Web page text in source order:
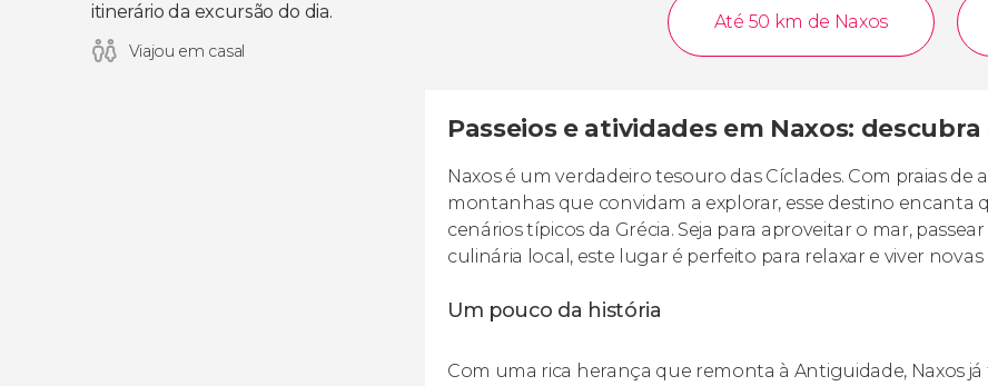
itinerário da excursão do dia.
Viajou em casal
Até 50 km de Naxos
Passeios e atividades em Naxos:
Naxos é um verdadeiro tesouro das Cíclades. Com praias de
montanhas que convidam a explorar, esse destino encanta
cenários típicos da Grécia. Seja para aproveitar o mar,
culinária local, este lugar é perfeito para relaxar e viver novas
Um pouco da história
Com uma rica herança que remonta à Antiguidade, Naxos